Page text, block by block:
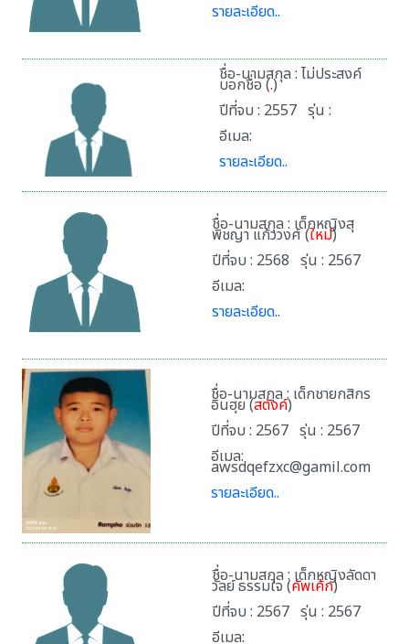
รายละเอียด..
ชื่อ-นามสกุล : ไม่ประสงค์
บอกชื่อ (.)
ปีที่จบ : 2557 รุ่น :
อีเมล:
รายละเอียด..
ชื่อ-นามสกุล : เด็กหญิงสุ
พิชญา แก้ววงศ์ (ใหม่)
ปีที่จบ : 2568 รุ่น : 2567
อีเมล:
รายละเอียด..
ชื่อ-นามสกุล : เด็กชายกสิกร
อินฮุย (สตังค์)
ปีที่จบ : 2567 รุ่น : 2567
อีเมล:
awsdqefzxc@gamil.com
รายละเอียด..
ชื่อ-นามสกุล : เด็กหญิงลัดดา
วัลย์ ธรรมใจ (คัพเค้ก)
ปีที่จบ : 2567 รุ่น : 2567
อีเมล: